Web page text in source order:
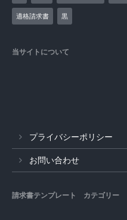
適格請求書 黒
当サイトについて
プライバシーポリシー
お問い合わせ
請求書テンプレート カテゴリー